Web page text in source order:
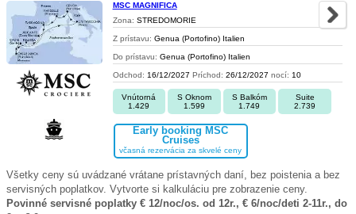
MSC MAGNIFICA
Zona: STREDOMORIE
Z prístavu: Genua (Portofino) Italien
Do prístavu: Genua (Portofino) Italien
Odchod: 16/12/2027 Príchod: 26/12/2027 nocí: 10
Vnútorná
1.429
S Oknom
1.599
S Balkóm
1.749
Suite
2.739
Early booking MSC
Cruises
včasná rezervácia za skvelé ceny
Všetky ceny sú uvádzané vrátane prístavných daní, bez poistenia a bez
servisných poplatkov. Vytvorte si kalkuláciu pre zobrazenie ceny.
Povinné servisné poplatky € 12/noc/os. od 12r., € 6/noc/deti 2-11r., do